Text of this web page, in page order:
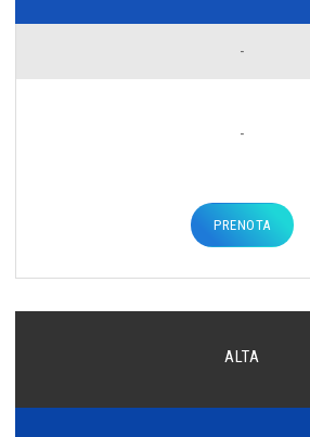
-
-
PRENOTA
ALTA